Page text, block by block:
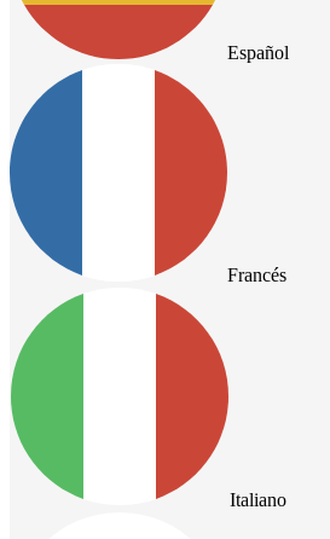
Español
Francés
Italiano